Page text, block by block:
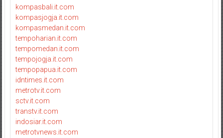
kompasbali.it.com
kompasjogja.it.com
kompasmedan.it.com
tempoharian.it.com
tempomedan.it.com
tempojogja.it.com
tempopapua.it.com
idntimes.it.com
metrotv.it.com
sctv.it.com
transtv.it.com
indosiar.it.com
metrotvnews.it.com